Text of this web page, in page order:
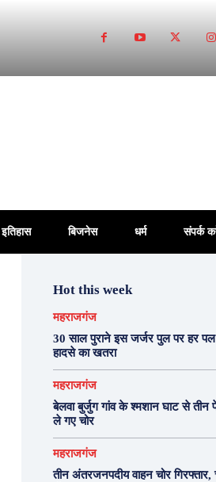
इतिहास बिजनेस धर्म संपर्क
Hot this week
महराजगंज
30 साल पुराने इस जर्जर पुल पर हर पल
हादसे का खतरा
महराजगंज
बेलवा बुर्जुग गांव के श्मशान घाट से
ले गए चोर
महराजगंज
तीन अंतरजनपदीय वाहन चोर गिरफ्तार,